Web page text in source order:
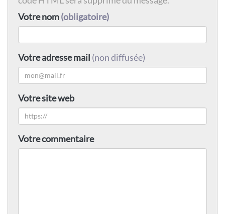
Votre nom(obligatoire)
Votre adresse mail (non diffusée)
Votre site web
Votre commentaire